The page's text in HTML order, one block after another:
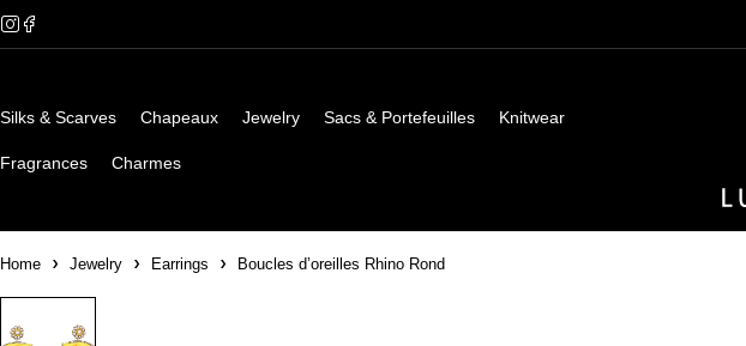
Silks & Scarves Chapeaux Jewelry Sacs & Portefeuilles Knitwear
Fragrances Charmes
Home Jewelry Earrings Boucles d’oreilles Rhino Rond